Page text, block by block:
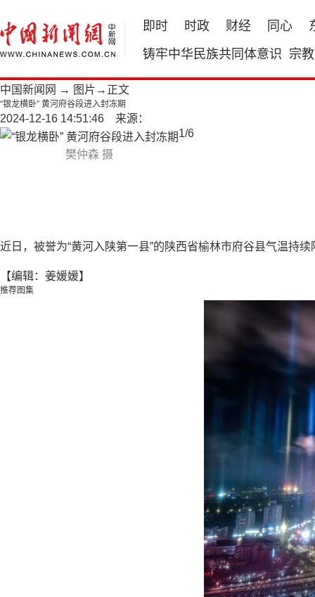
即时 时政 财经 同心
铸牢中华民族共同体意识 宗教
中国新闻网 → 图片 →正文
“银龙横卧” 黄河府谷段进入封冻期
2024-12-16 14:51:46 来源：
樊仲森 摄
1/6
近日，被誉为“黄河入陕第一县”的陕西省榆林市府谷县气温持
【编辑：姜媛媛】
推荐图集